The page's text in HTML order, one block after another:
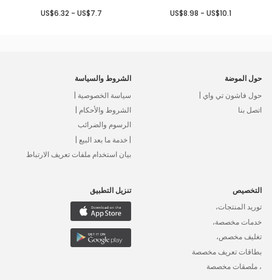
US$8.98 - US$10.1
US$6.32 - US$7.7
حول الموضة
حول فاشون تي واي |
اتصل بنا
الشروط والسياسة
سياسة الخصوصية |
الشروط والأحكام |
الرسوم والضرائب
| خدمة ما بعد البيع |
بيان استخدام ملفات تعريف الارتباط
التخصيص
توريد المنتجات،
خدمات مخصصة،
تغليف مخصص،
بطاقات تعريف مخصصة
، ملصقات مخصصة
تنزيل التطبيق